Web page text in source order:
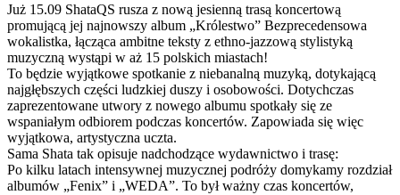
Już 15.09 ShataQS rusza z nową jesienną trasą koncertową
promującą jej najnowszy album „Królestwo” Bezprecedensowa
wokalistka, łącząca ambitne teksty z ethno-jazzową stylistyką
muzyczną wystąpi w aż 15 polskich miastach!
To będzie wyjątkowe spotkanie z niebanalną muzyką, dotykającą
najgłębszych części ludzkiej duszy i osobowości. Dotychczas
zaprezentowane utwory z nowego albumu spotkały się ze
wspaniałym odbiorem podczas koncertów. Zapowiada się więc
wyjątkowa, artystyczna uczta.
Sama Shata tak opisuje nadchodzące wydawnictwo i trasę:
Po kilku latach intensywnej muzycznej podróży domykamy rozdział
albumów „Fenix” i „WEDA”. To był ważny czas koncertów,